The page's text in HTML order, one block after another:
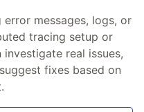
messages, logs, or
tracing setup or
real issues,
fixes based on